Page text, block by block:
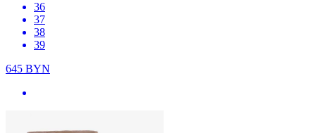
36
37
38
39
645 BYN